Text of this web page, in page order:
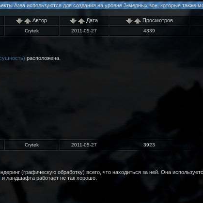
Area используются для создания на уровне 3-мерных зон, которые также
Автор Дата Просмотров
Crytek 2011-05-27 4339
расположена.
Crytek 2011-05-27 3923
(графическую обработку) всего, что находиться за ней. Она
и ландшафта работает не так хорошо.